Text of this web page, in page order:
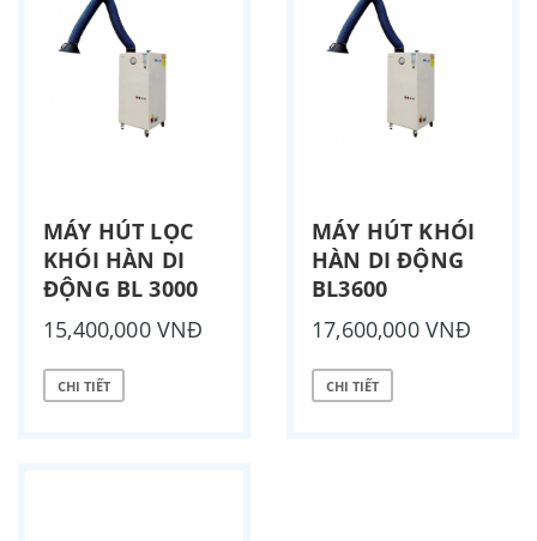
MÁY HÚT LỌC
KHÓI HÀN DI
ĐỘNG BL 3000
15,400,000 VNĐ
CHI TIẾT
MÁY HÚT KHÓI
HÀN DI ĐỘNG
BL3600
17,600,000 VNĐ
CHI TIẾT